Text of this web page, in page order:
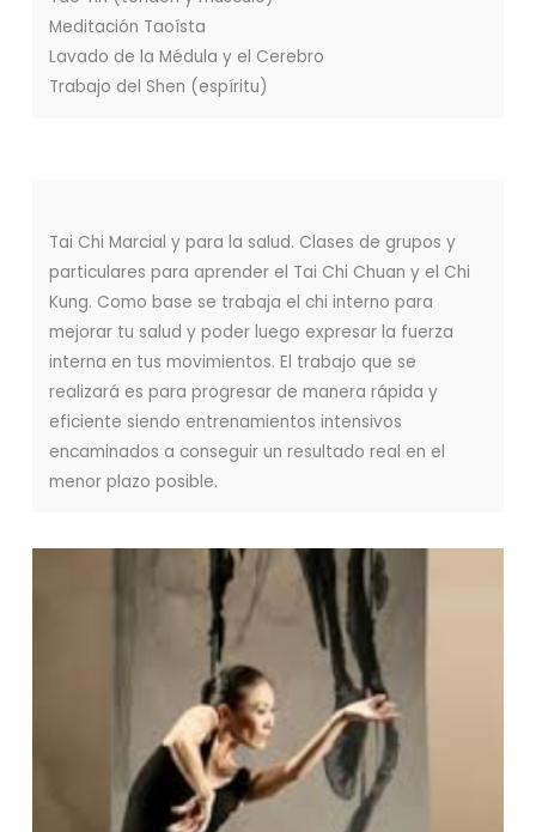
Meditación Taoísta
Lavado de la Médula y el Cerebro
Trabajo del Shen (espíritu)
Tai Chi Marcial y para la salud. Clases de grupos y
particulares para aprender el Tai Chi Chuan y el Chi
Kung. Como base se trabaja el chi interno para
mejorar tu salud y poder luego expresar la fuerza
interna en tus movimientos. El trabajo que se
realizará es para progresar de manera rápida y
eficiente siendo entrenamientos intensivos
encaminados a conseguir un resultado real en el
menor plazo posible.